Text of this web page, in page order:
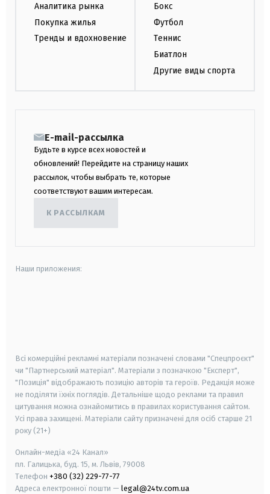
Аналитика рынка
Покупка жилья
Тренды и вдохновение
Бокс
Футбол
Теннис
Биатлон
Другие виды спорта
E-mail-рассылка
Будьте в курсе всех новостей и
обновлений! Перейдите на страницу наших
рассылок, чтобы выбрать те, которые
соответствуют вашим интересам.
К РАССЫЛКАМ
Наши приложения:
Всі комерційні рекламні матеріали позначені словами "Спецпроєкт"
чи "Партнерський матеріал". Матеріали з позначкою "Експерт",
"Позиція" відображають позицію авторів та героїв. Редакція може
не поділяти їхніх поглядів. Детальніше щодо реклами та правил
цитування можна ознайомитись в правилах користування сайтом.
Усі права захищені. Матеріали сайту призначені для осіб старше 21
року (21+)
Онлайн-медіа «24 Канал»
пл. Галицька, буд. 15, м. Львів, 79008
Телефон +380 (32) 229-77-77
Адреса електронної пошти — legal@24tv.com.ua